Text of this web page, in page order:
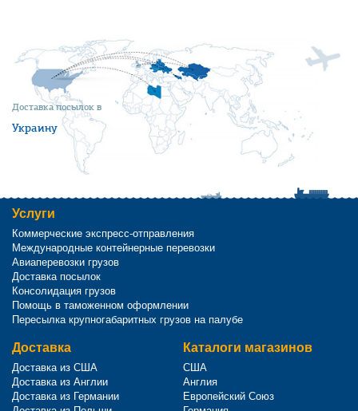
Доставка посылок в
Украину
Услуги
Коммерческие экспресс-отправления
Международные контейнерные перевозки
Авиаперевозки грузов
Доставка посылок
Консолидация грузов
Помощь в таможенном оформлении
Пересылка крупногабаритных грузов на палубе
Доставка
Доставка из США
Доставка из Англии
Доставка из Германии
Каталоги магазинов
США
Англия
Европейский Союз